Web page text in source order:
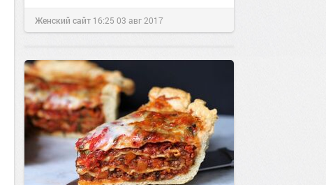
Женский сайт 16:25 03 авг 2017